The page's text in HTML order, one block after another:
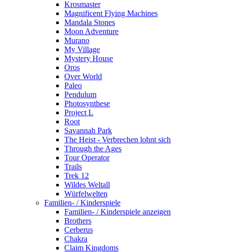
Krosmaster
Magnificent Flying Machines
Mandala Stones
Moon Adventure
Murano
My Village
Mystery House
Oros
Over World
Paleo
Pendulum
Photosynthese
Project L
Root
Savannah Park
The Heist - Verbrechen lohnt sich
Through the Ages
Tour Operator
Trails
Trek 12
Wildes Weltall
Würfelwelten
Familien- / Kinderspiele
Familien- / Kinderspiele anzeigen
Brothers
Cerberus
Chakra
Claim Kingdoms